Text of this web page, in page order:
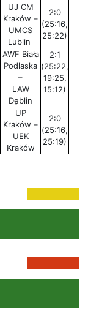
UJ CM
Kraków –
UMCS
Lublin
2:0
(25:16,
25:22)
AWF Biała
Podlaska
–
LAW
Dęblin
2:1
(25:22,
19:25,
15:12)
UP
Kraków –
UEK
Kraków
2:0
(25:16,
25:19)